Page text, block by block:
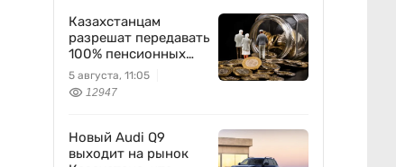
Казахстанцам
разрешат передавать
100% пенсионных
накоплений
5 августа, 11:05
12947
Новый Audi Q9
выходит на рынок